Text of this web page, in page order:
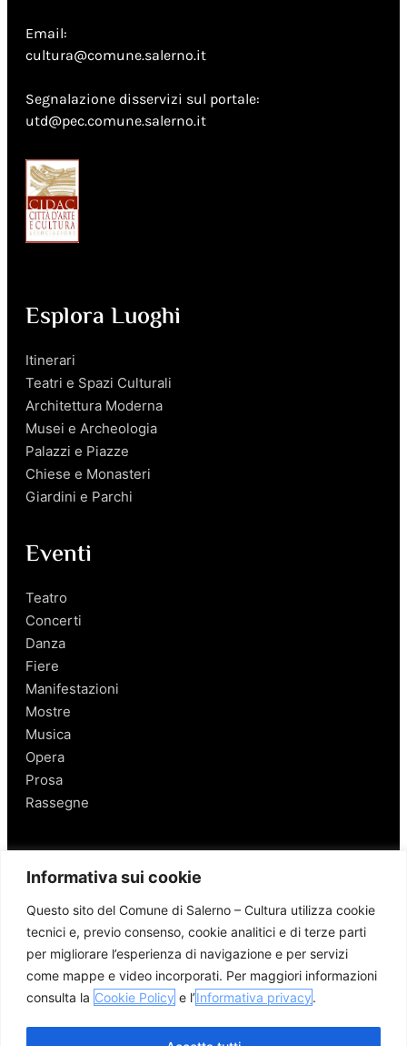
Informativa sui cookie
Questo sito del Comune di Salerno – Cultura utilizza cookie
tecnici e, previo consenso, cookie analitici e di terze parti
per migliorare l’esperienza di navigazione e per servizi
come mappe e video incorporati. Per maggiori informazioni
consulta la Cookie Policy e l’Informativa privacy.
Email:
cultura@comune.salerno.it
Segnalazione disservizi sul portale:
utd@pec.comune.salerno.it
Esplora Luoghi
Itinerari
Teatri e Spazi Culturali
Architettura Moderna
Musei e Archeologia
Palazzi e Piazze
Chiese e Monasteri
Giardini e Parchi
Eventi
Teatro
Concerti
Danza
Fiere
Manifestazioni
Mostre
Musica
Opera
Prosa
Rassegne
Salerno
Personaggi
Enogastronomia
Mobilità a Salerno
Luoghi nei Dintorni
Link utili